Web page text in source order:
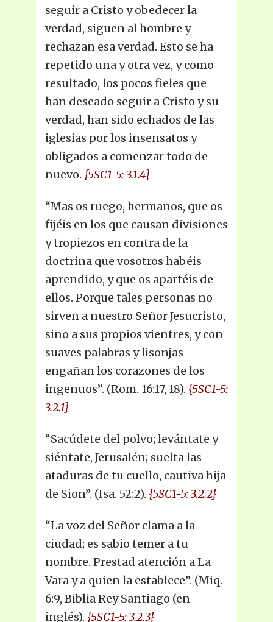
seguir a Cristo y obedecer la
verdad, siguen al hombre y
rechazan esa verdad. Esto se ha
repetido una y otra vez, y como
resultado, los pocos fieles que
han deseado seguir a Cristo y su
verdad, han sido echados de las
iglesias por los insensatos y
obligados a comenzar todo de
nuevo. {5SC1-5: 3.1.4}
“Mas os ruego, hermanos, que os
fijéis en los que causan divisiones
y tropiezos en contra de la
doctrina que vosotros habéis
aprendido, y que os apartéis de
ellos. Porque tales personas no
sirven a nuestro Señor Jesucristo,
sino a sus propios vientres, y con
suaves palabras y lisonjas
engañan los corazones de los
ingenuos”. (Rom. 16:17, 18). {5SC1-5:
3.2.1}
“Sacúdete del polvo; levántate y
siéntate, Jerusalén; suelta las
ataduras de tu cuello, cautiva hija
de Sion”. (Isa. 52:2). {5SC1-5: 3.2.2}
“La voz del Señor clama a la
ciudad; es sabio temer a tu
nombre. Prestad atención a La
Vara y a quien la establece”. (Miq.
6:9, Biblia Rey Santiago (en
inglés). {5SC1-5: 3.2.3}